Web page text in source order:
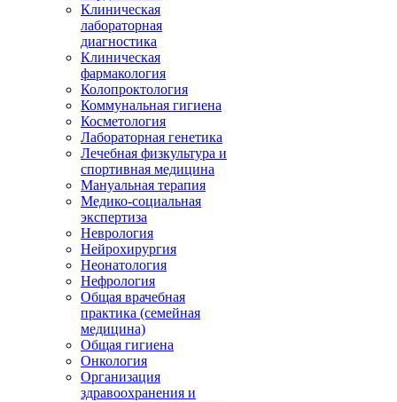
Клиническая
лабораторная
диагностика
Клиническая
фармакология
Колопроктология
Коммунальная гигиена
Косметология
Лабораторная генетика
Лечебная физкультура и
спортивная медицина
Мануальная терапия
Медико-социальная
экспертиза
Неврология
Нейрохирургия
Неонатология
Нефрология
Общая врачебная
практика (семейная
медицина)
Общая гигиена
Онкология
Организация
здравоохранения и